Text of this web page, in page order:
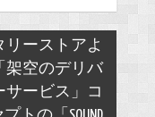
リーストアよ
架空のデリバ
サービス」コ